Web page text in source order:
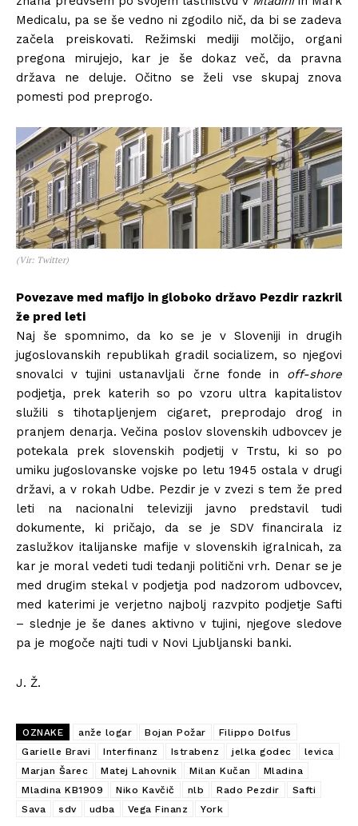
Medicalu, pa se še vedno ni zgodilo nič, da bi se zadeva
začela preiskovati. Režimski mediji molčijo, organi
pregona mirujejo, kar je še dokaz več, da pravna
država ne deluje. Očitno se želi vse skupaj znova
pomesti pod preprogo.
(Vir: Twitter)
Povezave med mafijo in globoko državo Pezdir razkril
že pred leti
Naj še spomnimo, da ko se je v Sloveniji in drugih
jugoslovanskih republikah gradil socializem, so njegovi
snovalci v tujini ustanavljali črne fonde in off-shore
podjetja, prek katerih so po vzoru ultra kapitalistov
služili s tihotapljenjem cigaret, preprodajo drog in
pranjem denarja. Večina poslov slovenskih udbovcev je
potekala prek slovenskih podjetij v Trstu, ki so po
umiku jugoslovanske vojske po letu 1945 ostala v drugi
državi, a v rokah Udbe. Pezdir je v zvezi s tem že pred
leti na nacionalni televiziji javno predstavil tudi
dokumente, ki pričajo, da se je SDV financirala iz
zaslužkov italijanske mafije v slovenskih igralnicah, za
kar je moral vedeti tudi tedanji politični vrh. Denar se je
med drugim stekal v podjetja pod nadzorom udbovcev,
med katerimi je verjetno najbolj razvpito podjetje Safti
– slednje je še danes aktivno v tujini, njegove sledove
pa je mogoče najti tudi v Novi Ljubljanski banki.
J. Ž.
OZNAKE anže logar Bojan Požar
Filippo Dolfus
Garielle Bravi
Interfinanz Istrabenz jelka godec
levica
Marjan Šarec
Matej Lahovnik Milan Kučan
Mladina
Mladina KB1909
Niko Kavčič nlb Rado Pezdir
Safti
Sava
sdv udba Vega Finanz York